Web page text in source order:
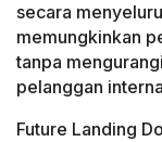
secara
memungkinkan
tanpa
pelanggan
Future Landing